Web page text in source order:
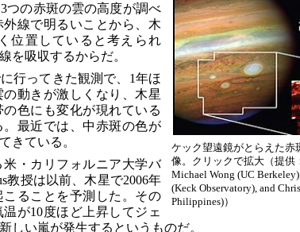
ケック望遠鏡がとらえた赤
像。クリックで拡大（提供
Michael Wong (UC
(Keck Observatory), and
Philippines)）
つの赤斑の雲の高度が調べ
線で明るいことから、木
位置していると考えられ
を吸収するからだ。
行ってきた観測で、1年ほ
動きが激しくなり、木星
色にも変化が現れている
最近では、中赤斑の色が
きている。
・カリフォルニア大学バ
教授は以前、木星で2006年
ることを予測した。その
が10度ほど上昇してジェ
しい嵐が発生するというものだ。